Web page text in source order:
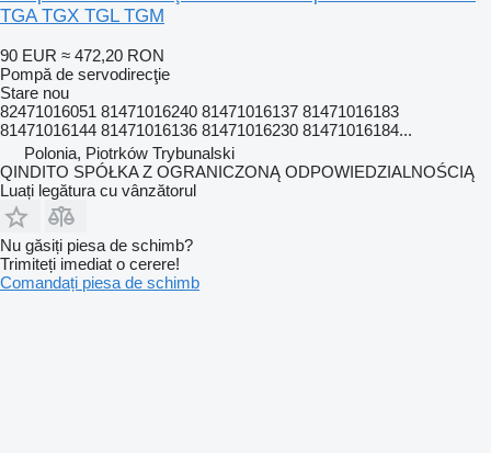
TGA TGX TGL TGM
90 EUR ≈ 472,20 RON
Pompă de servodirecţie
Stare nou
82471016051 81471016240 81471016137 81471016183
81471016144 81471016136 81471016230 81471016184...
Polonia, Piotrków Trybunalski
QINDITO SPÓŁKA Z OGRANICZONĄ ODPOWIEDZIALNOŚCIĄ
Luați legătura cu vânzătorul
Nu găsiți piesa de schimb?
Trimiteți imediat o cerere!
Comandați piesa de schimb